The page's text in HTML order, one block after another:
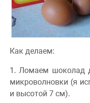
Как делаем:
1. Ломаем шоколад
микроволновки (я
и высотой 7 см).